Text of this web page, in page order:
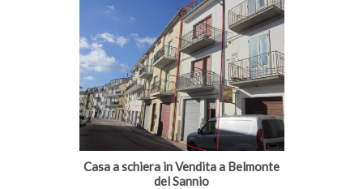
Casa a schiera in Vendita a Belmonte
del Sannio